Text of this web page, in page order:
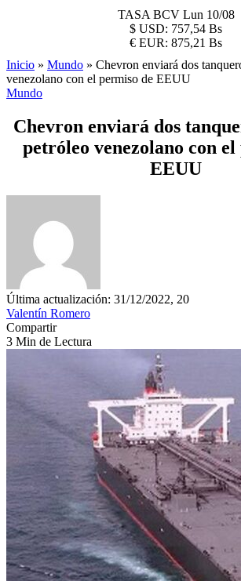
TASA BCV Lun 10/08
$ USD: 757,54 Bs
€ EUR: 875,21 Bs
Inicio » Mundo » Chevron enviará dos
venezolano con el permiso de EEUU
Mundo
Chevron enviará dos
petróleo venezolano con el
EEUU
Última actualización: 31/12/2022, 20
Valentín Romero
Compartir
3 Min de Lectura